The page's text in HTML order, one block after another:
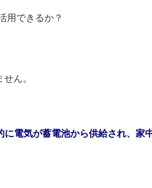
用できるか？
ん。
電気が蓄電池から供給され、家